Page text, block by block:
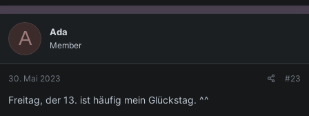
A Ada
Member
30. Mai 2023 #23
Freitag, der 13. ist häufig mein Glückstag. ^^